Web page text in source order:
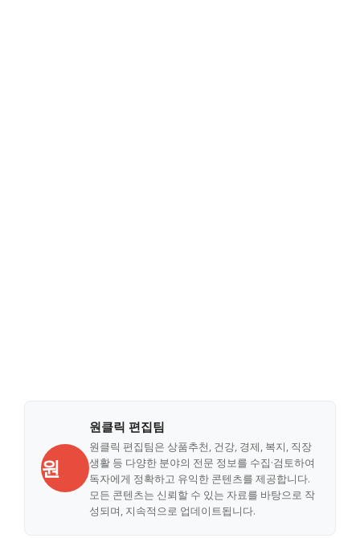
원
원클릭 편집팀
원클릭 편집팀은 상품추천, 건강, 경제, 복지, 직장
생활 등 다양한 분야의 전문 정보를 수집·검토하여
독자에게 정확하고 유익한 콘텐츠를 제공합니다.
모든 콘텐츠는 신뢰할 수 있는 자료를 바탕으로 작
성되며, 지속적으로 업데이트됩니다.